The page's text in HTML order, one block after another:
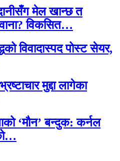
मेल खान्छ त
विकसित…
विवादास्पद पोस्ट सेयर,
मुद्दा लागेका
‘मौन’ बन्दुक: कर्नल